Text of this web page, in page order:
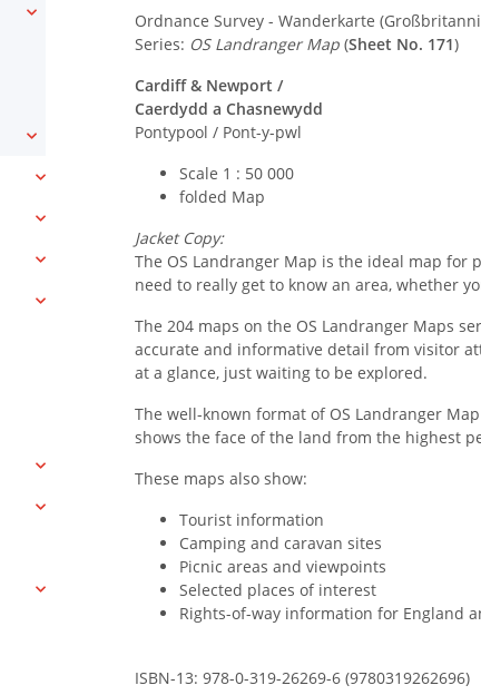
Ordnance Survey - Wanderkarte
Series: OS Landranger Map (Sheet No. 171)
Cardiff & Newport /
Caerdydd a Chasnewydd
Pontypool / Pont-y-pwl
Scale 1 : 50 000
folded Map
Jacket Copy:
The OS Landranger Map is the ideal map
need to really get to know an area, whether
The 204 maps on the OS Landranger Maps
accurate and informative detail from visitor
at a glance, just waiting to be explored.
The well-known format of OS Landranger
shows the face of the land from the highest
These maps also show:
Tourist information
Camping and caravan sites
Picnic areas and viewpoints
Selected places of interest
Rights-of-way information for England
ISBN-13: 978-0-319-26269-6 (9780319262696)